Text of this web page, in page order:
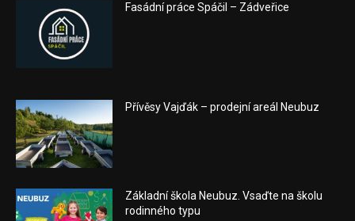
Fasádní práce Spáčil – Zádveřice
Přívěsy Vajďák – prodejní areál Neubuz
Základní škola Neubuz. Vsaďte na školu
rodinného typu